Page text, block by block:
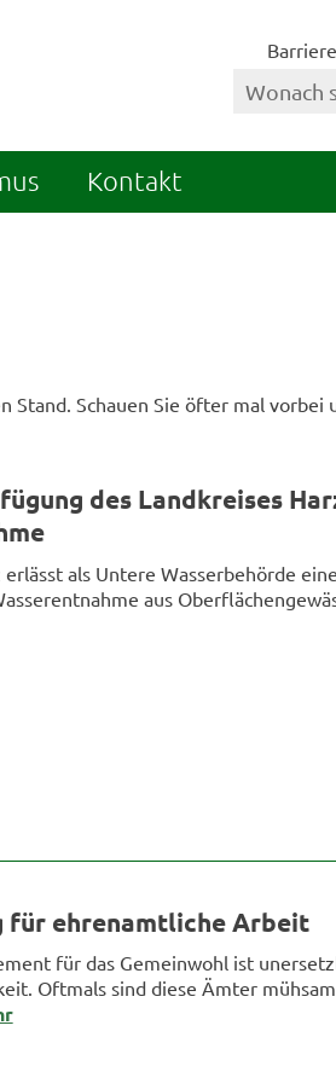
Kontakt
Schauen Sie öfter mal vorbei
des Landkreises
erlässt als Untere Wasserbehörde
aus
für ehrenamtliche Arbeit
für das Gemeinwohl ist
Oftmals sind diese Ämter